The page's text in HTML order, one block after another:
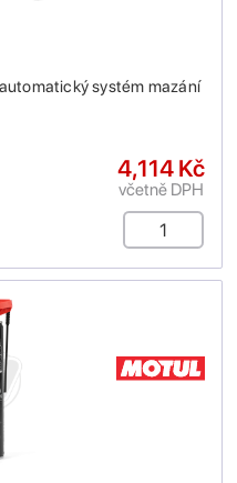
systém mazání
4,114 Kč
včetně DPH